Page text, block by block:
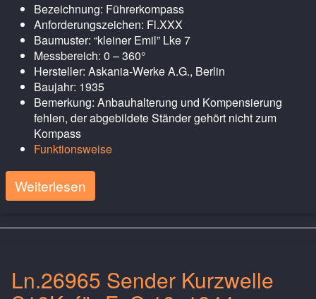
Bezeichnung: Führerkompass
Anforderungszeichen: Fl.XXX
Baumuster: “kleiner Emil” Lke 7
Messbereich: 0 – 360°
Hersteller: Askania-Werke A.G., Berlin
Baujahr: 1935
Bemerkung: Anbauhalterung und Kompensierung
fehlen, der abgebildete Ständer gehört nicht zum
Kompass
Funktionsweise
Weiterlesen
Ln.26965 Sender Kurzwelle